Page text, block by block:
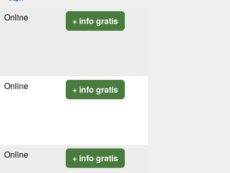
Online + info gratis
Online + info gratis
Online + info gratis